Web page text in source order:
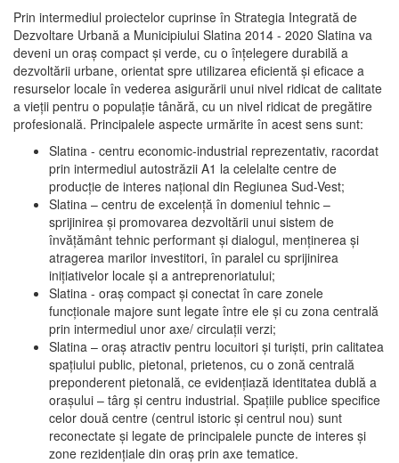
Prin intermediul proiectelor cuprinse în Strategia Integrată de
Dezvoltare Urbană a Municipiului Slatina 2014 - 2020 Slatina va
deveni un oraş compact şi verde, cu o înţelegere durabilă a
dezvoltării urbane, orientat spre utilizarea eficientă şi eficace a
resurselor locale în vederea asigurării unui nivel ridicat de calitate
a vieţii pentru o populaţie tânără, cu un nivel ridicat de pregătire
profesională. Principalele aspecte urmărite în acest sens sunt:
Slatina - centru economic-industrial reprezentativ, racordat
prin intermediul autostrăzii A1 la celelalte centre de
producţie de interes naţional din Regiunea Sud-Vest;
Slatina – centru de excelenţă în domeniul tehnic –
sprijinirea şi promovarea dezvoltării unui sistem de
învăţământ tehnic performant şi dialogul, menţinerea şi
atragerea marilor investitori, în paralel cu sprijinirea
iniţiativelor locale şi a antreprenoriatului;
Slatina - oraş compact şi conectat în care zonele
funcţionale majore sunt legate între ele şi cu zona centrală
prin intermediul unor axe/ circulații verzi;
Slatina – oraş atractiv pentru locuitori şi turişti, prin calitatea
spaţiului public, pietonal, prietenos, cu o zonă centrală
preponderent pietonală, ce evidenţiază identitatea dublă a
oraşului – târg şi centru industrial. Spaţiile publice specifice
celor două centre (centrul istoric şi centrul nou) sunt
reconectate şi legate de principalele puncte de interes şi
zone rezidenţiale din oraş prin axe tematice.